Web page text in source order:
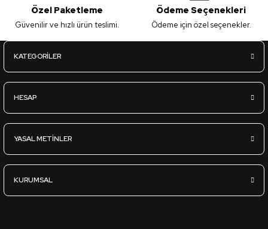
Özel Paketleme
Güvenilir ve hızlı ürün teslimi.
Ödeme Seçenekleri
Ödeme için özel seçenekler.
KATEGORİLER
HESAP
YASAL METİNLER
KURUMSAL